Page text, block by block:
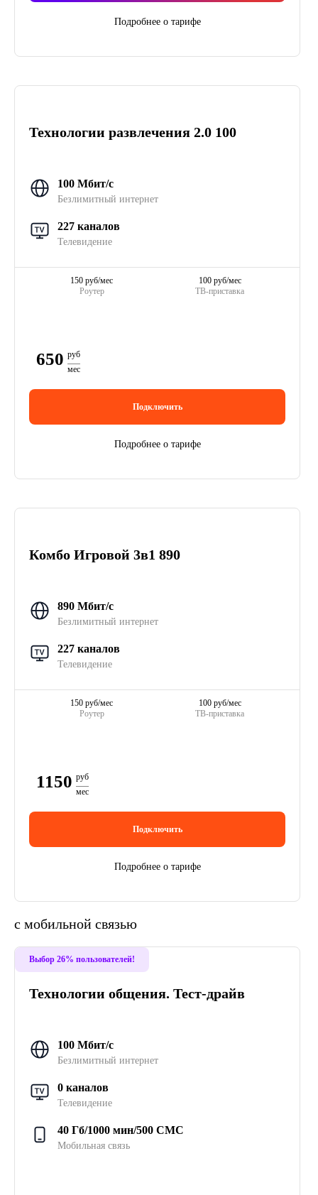
Подробнее о тарифе
Технологии развлечения 2.0 100
100 Мбит/с
Безлимитный интернет
227 каналов
Телевидение
Роутер
150 руб/мес
ТВ-приставка
100 руб/мес
650 руб
мес
Подключить
Подробнее о тарифе
Комбо Игровой 3в1 890
890 Мбит/с
Безлимитный интернет
227 каналов
Телевидение
Роутер
150 руб/мес
ТВ-приставка
100 руб/мес
1150 руб
мес
Подключить
Подробнее о тарифе
с мобильной связью
Выбор 26% пользователей!
Технологии общения. Тест-драйв
100 Мбит/с
Безлимитный интернет
0 каналов
Телевидение
40 Гб/1000 мин/500 СМС
Мобильная связь